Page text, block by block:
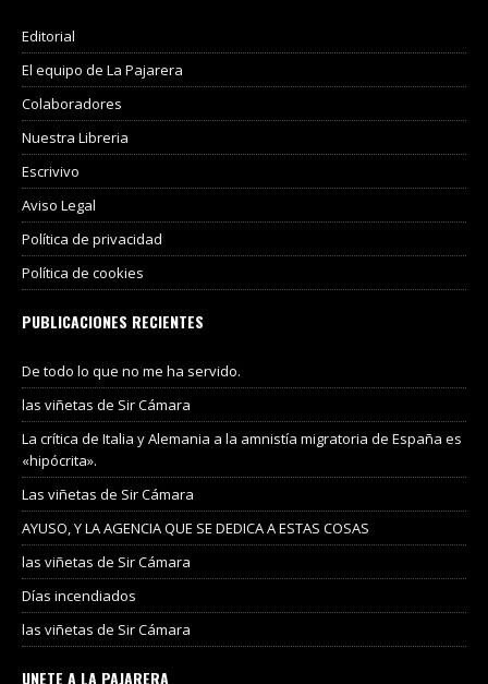
Editorial
El equipo de La Pajarera
Colaboradores
Nuestra Libreria
Escrivivo
Aviso Legal
Política de privacidad
Política de cookies
PUBLICACIONES RECIENTES
De todo lo que no me ha servido.
las viñetas de Sir Cámara
La crítica de Italia y Alemania a la amnistía migratoria de España es
«hipócrita».
Las viñetas de Sir Cámara
AYUSO, Y LA AGENCIA QUE SE DEDICA A ESTAS COSAS
las viñetas de Sir Cámara
Días incendiados
las viñetas de Sir Cámara
UNETE A LA PAJARERA